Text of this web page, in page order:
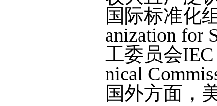
国际标准化
anization for
工委员会IEC
nical
国外方面，